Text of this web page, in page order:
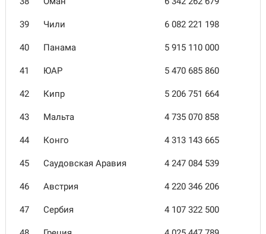
39 Чили 6 082 221 198
40 Панама 5 915 110 000
41 ЮАР 5 470 685 860
42 Кипр 5 206 751 664
43 Мальта 4 735 070 858
44 Конго 4 313 143 665
45 Саудовская Аравия 4 247 084 539
46 Австрия 4 220 346 206
47 Сербия 4 107 322 500